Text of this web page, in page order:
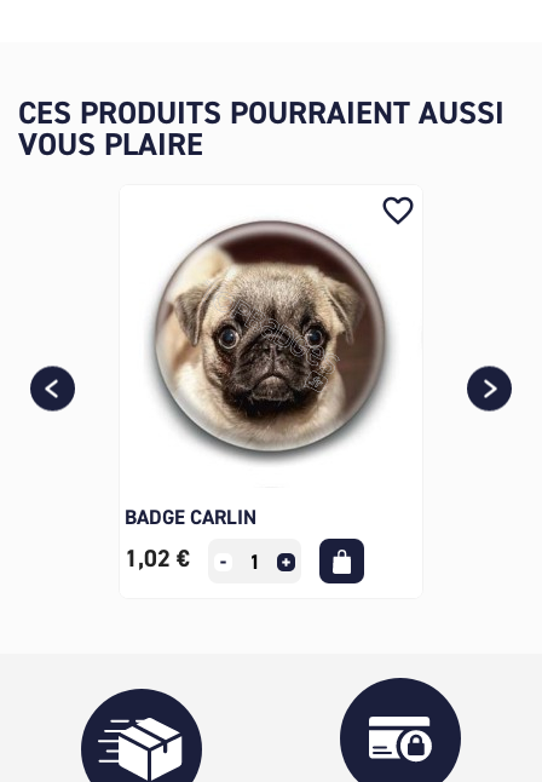
CES PRODUITS POURRAIENT AUSSI
VOUS PLAIRE
BADGE CARLIN
1,02 €
favorite_border